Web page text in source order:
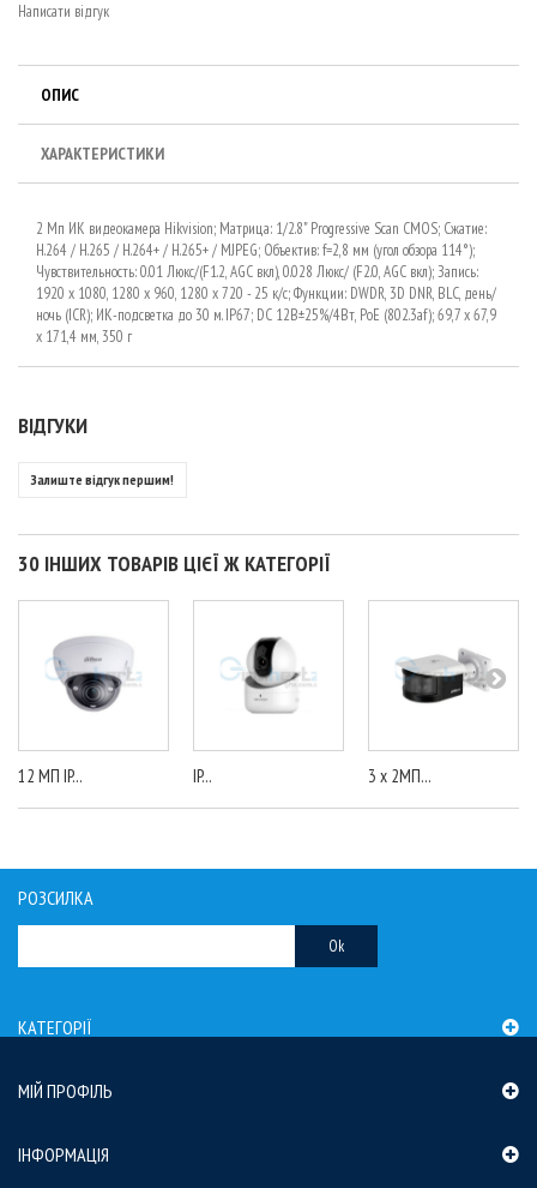
Написати відгук
ОПИС
ХАРАКТЕРИСТИКИ
2 Мп ИК видеокамера Hikvision; Матрица: 1/2.8" Progressive Scan CMOS; Сжатие:
H.264 / Н.265 / H.264+ / Н.265+ / MJPEG; Объектив: f=2,8 мм (угол обзора 114°);
Чувствительность: 0.01 Люкс/(F1.2, AGC вкл), 0.028 Люкс/ (F2.0, AGC вкл); Запись:
1920 x 1080, 1280 х 960, 1280 х 720 - 25 к/с; Функции: DWDR, 3D DNR, BLC, день/
ночь (ICR); ИК-подсветка до 30 м. IP67; DC 12В±25%/4Вт, PoE (802.3af); 69,7 х 67,9
х 171,4 мм, 350 г
ВІДГУКИ
Залиште відгук першим!
30 ІНШИХ ТОВАРІВ ЦІЄЇ Ж КАТЕГОРІЇ
12 МП IP... IP... 3 x 2МП...
РОЗСИЛКА
Ok
КАТЕГОРІЇ
МІЙ ПРОФІЛЬ
ІНФОРМАЦІЯ